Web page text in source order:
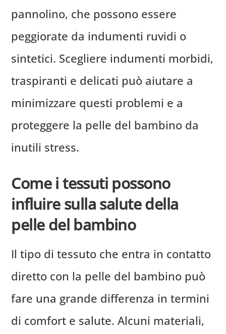
pannolino, che possono essere
peggiorate da indumenti ruvidi o
sintetici. Scegliere indumenti morbidi,
traspiranti e delicati può aiutare a
minimizzare questi problemi e a
proteggere la pelle del bambino da
inutili stress.
Come i tessuti possono
influire sulla salute della
pelle del bambino
Il tipo di tessuto che entra in contatto
diretto con la pelle del bambino può
fare una grande differenza in termini
di comfort e salute. Alcuni materiali,